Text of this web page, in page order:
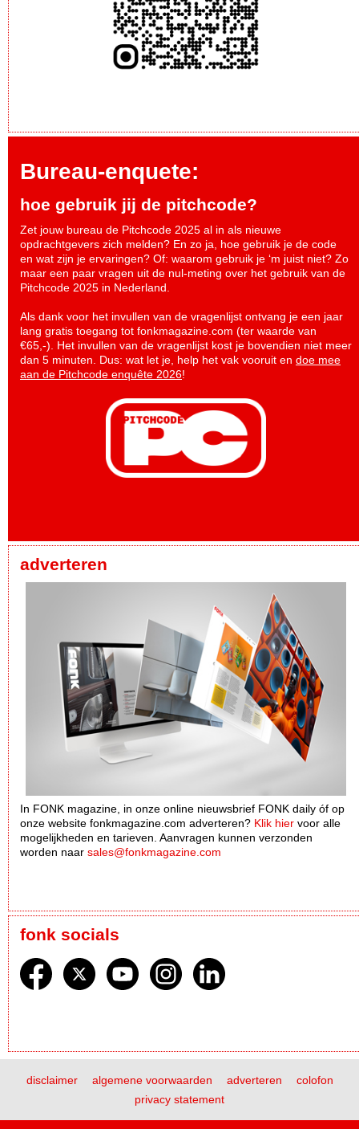
Bureau-enquete:
hoe gebruik jij de pitchcode?
Zet jouw bureau de Pitchcode 2025 al in als nieuwe
opdrachtgevers zich melden? En zo ja, hoe gebruik je de code
en wat zijn je ervaringen? Of: waarom gebruik je ‘m juist niet? Zo
maar een paar vragen uit de nul-meting over het gebruik van de
Pitchcode 2025 in Nederland.
Als dank voor het invullen van de vragenlijst ontvang je een jaar
lang gratis toegang tot fonkmagazine.com (ter waarde van
€65,-). Het invullen van de vragenlijst kost je bovendien niet meer
dan 5 minuten. Dus: wat let je, help het vak vooruit en doe mee
aan de Pitchcode enquête 2026!
adverteren
In FONK magazine, in onze online nieuwsbrief FONK daily óf op
onze website fonkmagazine.com adverteren? Klik hier voor alle
mogelijkheden en tarieven. Aanvragen kunnen verzonden
worden naar sales@fonkmagazine.com
fonk socials
disclaimer algemene voorwaarden adverteren
colofon
privacy statement